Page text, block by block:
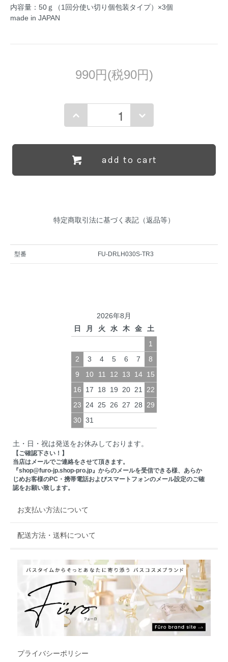
内容量：50ｇ（1回分使い切り個包装タイプ）×3個
made in JAPAN
990円(税90円)
add to cart
特定商取引法に基づく表記（返品等）
型番 FU-DRLH030S-TR3
2026年8月
日
月 火 水 木 金
土
1
2
3 4 5 6 7
8
9
10 11 12 13 14 15
16
17 18 19 20 21
22
23
24 25 26 27 28
29
30 31
土・日・祝は発送をお休みしております。
【ご確認下さい！】
当店はメールでご連絡をさせて頂きます。
『shop@furo-jp.shop-pro.jp』からのメールを受信できる様、あらか
じめお客様のPC・携帯電話およびスマートフォンのメール設定のご確
認をお願い致します。
お支払い方法について
配送方法・送料について
プライバシーポリシー